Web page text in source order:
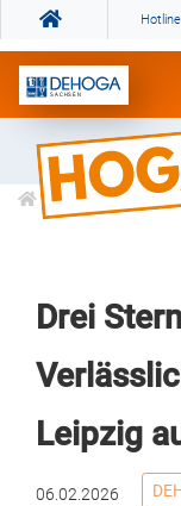
Hotline
Informationen
Drei
Leipzig
06.02.2026